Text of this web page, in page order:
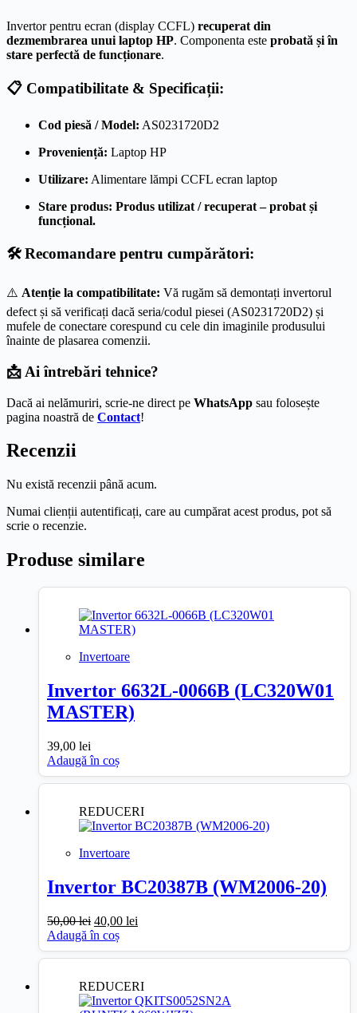
Invertor pentru ecran (display CCFL) recuperat din
dezmembrarea unui laptop HP. Componenta este probată și în
stare perfectă de funcționare.
📋 Compatibilitate & Specificații:
Cod piesă / Model: AS0231720D2
Proveniență: Laptop HP
Utilizare: Alimentare lămpi CCFL ecran laptop
Stare produs: Produs utilizat / recuperat – probat și
funcțional.
🛠️ Recomandare pentru cumpărători:
⚠️ Atenție la compatibilitate: Vă rugăm să demontați invertorul
defect și să verificați dacă seria/codul piesei (AS0231720D2) și
mufele de conectare corespund cu cele din imaginile produsului
înainte de plasarea comenzii.
📩 Ai întrebări tehnice?
Dacă ai nelămuriri, scrie-ne direct pe WhatsApp sau folosește
pagina noastră de Contact!
Recenzii
Nu există recenzii până acum.
Numai clienții autentificați, care au cumpărat acest produs, pot să
scrie o recenzie.
Produse similare
Invertoare
Invertor 6632L-0066B (LC320W01
MASTER)
39,00 lei
Adaugă în coș
REDUCERI
Invertoare
Invertor BC20387B (WM2006-20)
50,00lei Prețul
inițial
a
fost:
40,00 lei
este:
40,00 lei.
Adaugă în coș
REDUCERI